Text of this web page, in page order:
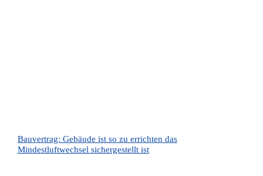
Bauvertrag: Gebäude ist so zu errichten das
Mindestluftwechsel sichergestellt ist